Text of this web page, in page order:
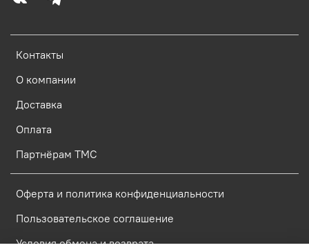
Контакты
О компании
Доставка
Оплата
Партнёрам ТМС
Оферта и политика конфиденциальности
Пользовательское соглашение
Условия обмена и возврата